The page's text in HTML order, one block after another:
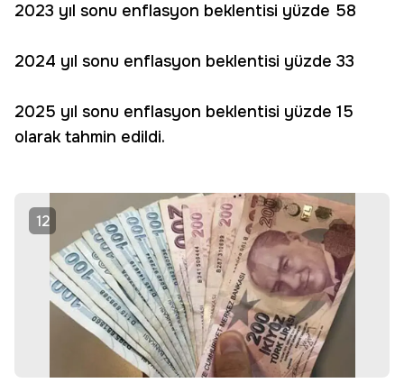
2023 yıl sonu enflasyon beklentisi yüzde 58
2024 yıl sonu enflasyon beklentisi yüzde 33
2025 yıl sonu enflasyon beklentisi yüzde 15
olarak tahmin edildi.
12